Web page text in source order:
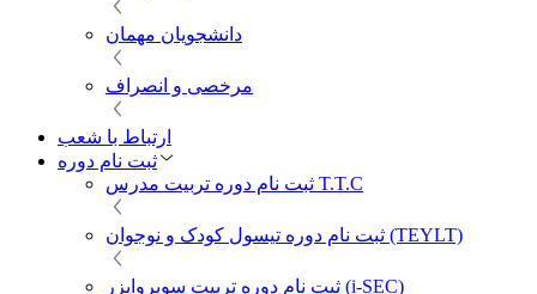
دانشجویان مهمان
مرخصی و انصراف
ارتباط با شعب
ثبت نام دوره
ثبت نام دوره تربیت مدرس T.T.C
ثبت نام دوره تیسول کودک و نوجوان (TEYLT)
ثبت نام دوره تربیت سوپروایزر (i-SEC)